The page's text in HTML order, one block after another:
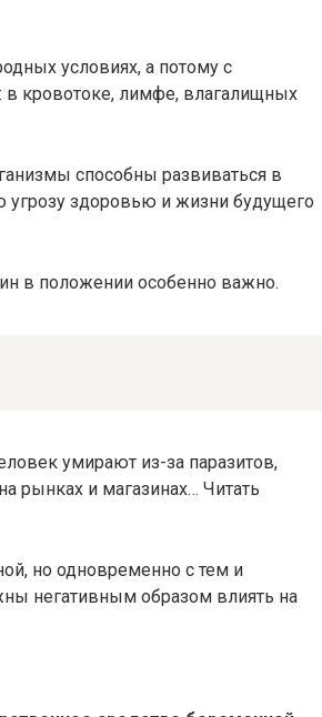
условиях, а потому с
в кровотоке, лимфе, влагалищных
способны развиваться в
угрозу здоровью и жизни будущего
в положении особенно важно.
умирают из-за паразитов,
рынках и магазинах… Читать
но одновременно с тем и
негативным образом влиять на